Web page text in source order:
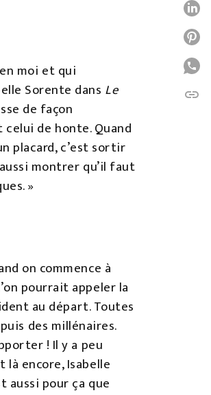
moi et qui
Sorente dans Le
de façon
de honte. Quand
placard, c’est sortir
montrer qu’il faut
»
on commence à
pourrait appeler la
au départ. Toutes
des millénaires.
! Il y a peu
encore, Isabelle
aussi pour ça que
link